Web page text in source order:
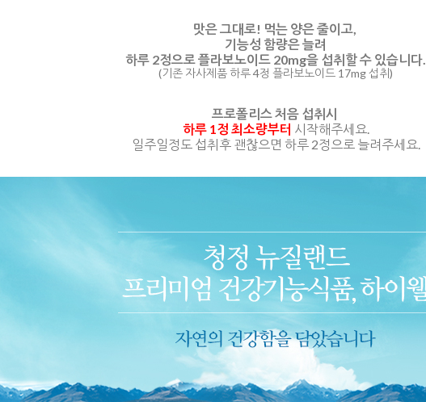
맛은 그대로! 먹는 양은 줄이고,
기능성 함량은 늘려
하루 2정으로 플라보노이드 20mg을 섭취할 수 있습니다.
(기존 자사제품 하루 4정 플라보노이드 17mg 섭취)
프로폴리스 처음 섭취시
하루 1정 최소량부터 시작해주세요.
일주일정도 섭취후 괜찮으면 하루 2정으로 늘려주세요.